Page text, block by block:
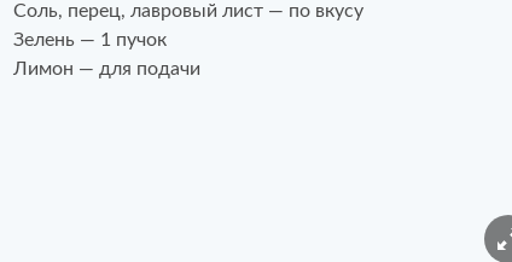
Соль, перец, лавровый лист — по вкусу
Зелень — 1 пучок
Лимон — для подачи